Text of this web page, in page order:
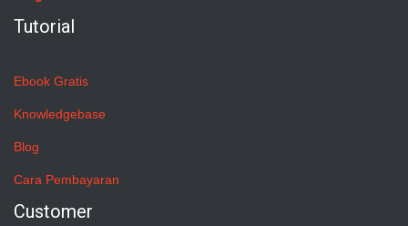
Tutorial
Ebook Gratis
Knowledgebase
Blog
Cara Pembayaran
Customer